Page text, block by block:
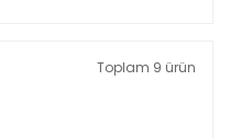
Toplam 9 ürün